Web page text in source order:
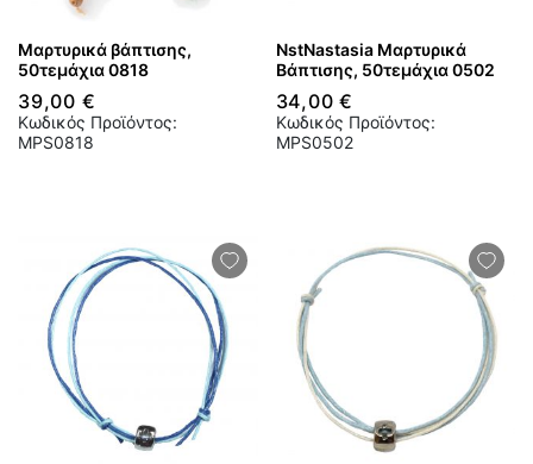
Μαρτυρικά βάπτισης,
50τεμάχια 0818
39,00 €
Κωδικός Προϊόντος:
MPS0818
NstNastasia Μαρτυρικά
Βάπτισης, 50τεμάχια 0502
34,00 €
Κωδικός Προϊόντος:
MPS0502